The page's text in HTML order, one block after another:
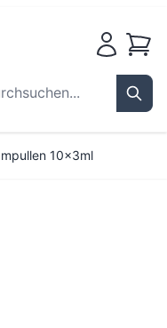
10x3ml